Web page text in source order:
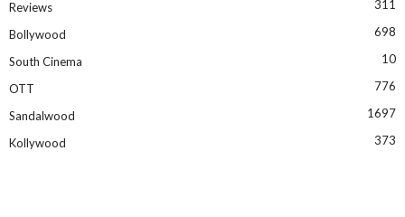
Reviews 311
Bollywood 698
South Cinema 10
OTT 776
Sandalwood 1697
Kollywood 373